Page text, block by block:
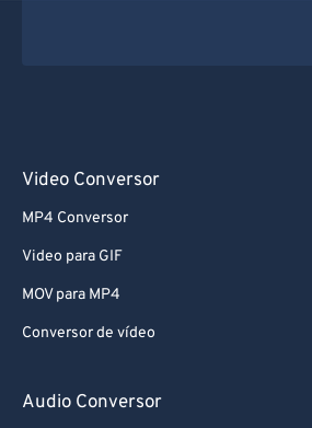
Video Conversor
MP4 Conversor
Video para GIF
MOV para MP4
Conversor de vídeo
Audio Conversor